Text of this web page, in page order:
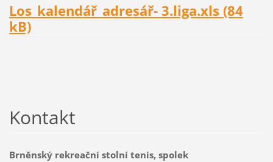
Los_kalendář_adresář- 3.liga.xls (84
kB)
Kontakt
Brněnský rekreační stolní tenis, spolek